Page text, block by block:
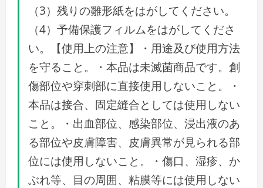
（3）残りの雛形紙をはがしてください。
（4）予備保護フィルムをはがしてくださ
い。【使用上の注意】・用途及び使用方法
を守ること。・本品は未滅菌商品です。創
傷部位や穿刺部に直接使用しないこと。・
本品は接合、固定縫合としては使用しない
こと。・出血部位、感染部位、浸出液のあ
る部位や皮膚障害、皮膚異常が見られる部
位には使用しないこと。・傷口、湿疹、か
ぶれ等、目の周囲、粘膜等には使用しない